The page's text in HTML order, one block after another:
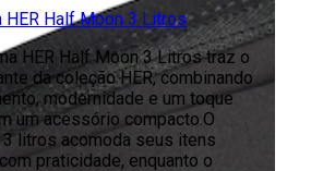
HER Half Moon 3 Litros
HER Half Moon 3 Litros traz o
da coleção HER, combinando
modernidade e um toque
um acessório compacto.O
3 litros acomoda seus itens
praticidade, enquanto o